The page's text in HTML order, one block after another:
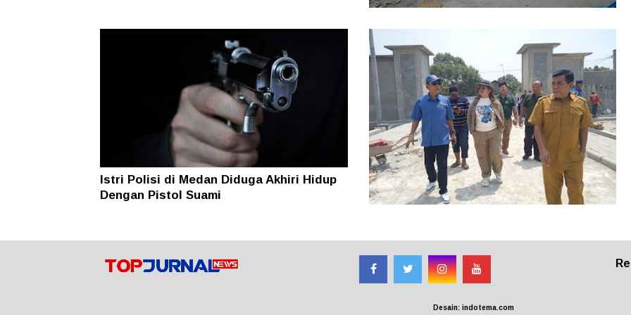
Rugi puluhan Juta! Warga Sidikalang
Lapor ke Polres Dairi Gegara Tanah
Sengketa
Istri Polisi di Medan Diduga Akhiri Hidup
Dengan Pistol Suami
Kreatif Sumut 2026 Siap Angkat Inovasi
dan Potensi Pesisir
Desain: indotema.com